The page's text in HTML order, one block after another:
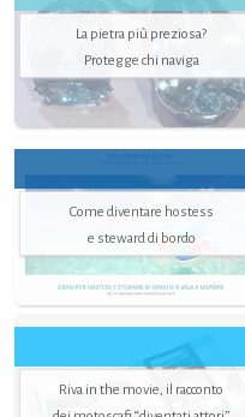
La pietra più preziosa?
Protegge chi naviga
Come diventare hostess
e steward di bordo
Riva in the movie, il racconto